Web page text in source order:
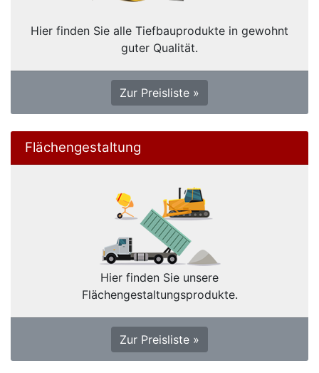
Hier finden Sie alle Tiefbauprodukte in gewohnt
guter Qualität.
Zur Preisliste »
Flächengestaltung
Hier finden Sie unsere
Flächengestaltungsprodukte.
Zur Preisliste »